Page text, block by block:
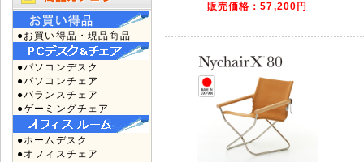
●お買い得品・現品商品
●パソコンデスク
●パソコンチェア
●バランスチェア
●ゲーミングチェア
●ホームデスク
●オフィスチェア
販売価格：57,200円